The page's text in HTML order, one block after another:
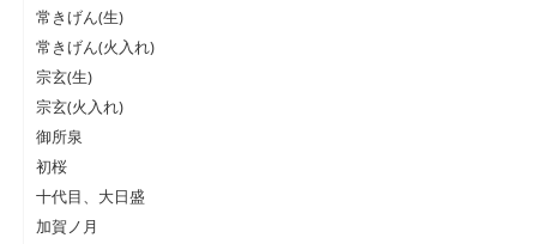
常きげん(生)
常きげん(火入れ)
宗玄(生)
宗玄(火入れ)
御所泉
初桜
十代目、大日盛
加賀ノ月